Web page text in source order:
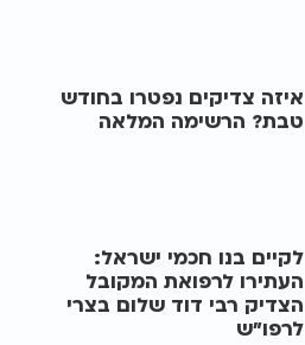
איזה צדיקים נפטרו בחודש
טבת? הרשימה המלאה
לקיים בנו חכמי ישראל:
העתירו לרפואת המקובל
הצדיק רבי דוד שלום בצרי
לרפו"ש